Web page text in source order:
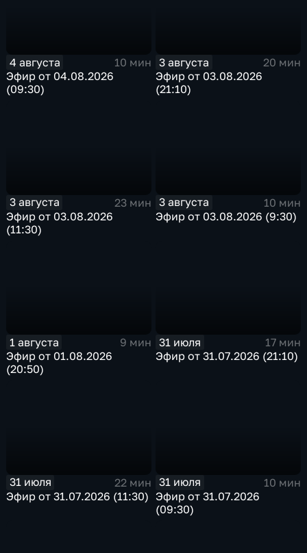
4 августа
10 мин
Эфир от 04.08.2026
(09:30)
3 августа
20 мин
Эфир от 03.08.2026
(21:10)
3 августа
23 мин
Эфир от 03.08.2026
(11:30)
3 августа
10 мин
Эфир от 03.08.2026 (9:30)
1 августа
9 мин
Эфир от 01.08.2026
(20:50)
31 июля
17 мин
Эфир от 31.07.2026 (21:10)
31 июля
22 мин
Эфир от 31.07.2026 (11:30)
31 июля
10 мин
Эфир от 31.07.2026
(09:30)